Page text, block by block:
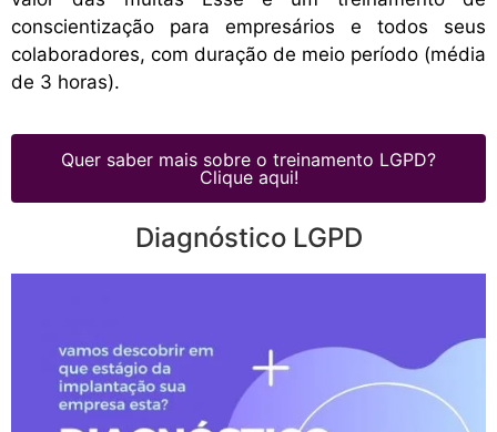
conscientização para empresários e todos seus
colaboradores, com duração de meio período (média
de 3 horas).
Quer saber mais sobre o treinamento LGPD?
Clique aqui!
Diagnóstico LGPD